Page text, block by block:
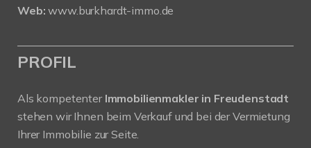
Web: www.burkhardt-immo.de
PROFIL
Als kompetenter Immobilienmakler in Freudenstadt
stehen wir Ihnen beim Verkauf und bei der Vermietung
Ihrer Immobilie zur Seite.